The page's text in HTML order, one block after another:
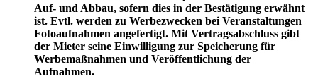
Auf- und Abbau, sofern dies in der Bestätigung erwähnt
ist. Evtl. werden zu Werbezwecken bei Veranstaltungen
Fotoaufnahmen angefertigt. Mit Vertragsabschluss gibt
der Mieter seine Einwilligung zur Speicherung für
Werbemaßnahmen und Veröffentlichung der
Aufnahmen.